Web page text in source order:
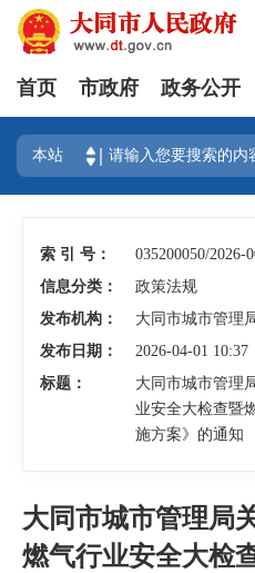
首页 市政府 政务公开
本站
索 引 号：
035200050/2026-
信息分类：
政策法规
发布机构：
大同市城市管理
发布日期：
2026-04-01 10:37
标题：
大同市城市管理
业安全大检查暨
施方案》的通知
大同市城市管理局
燃气行业安全大检